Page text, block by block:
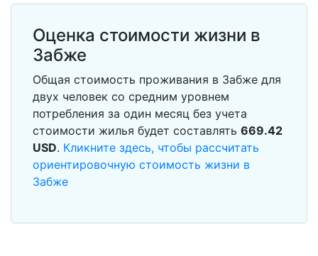
Оценка стоимости жизни в
Забже
Общая стоимость проживания в Забже для
двух человек со средним уровнем
потребления за один месяц без учета
стоимости жилья будет составлять 669.42
USD. Кликните здесь, чтобы рассчитать
ориентировочную стоимость жизни в
Забже